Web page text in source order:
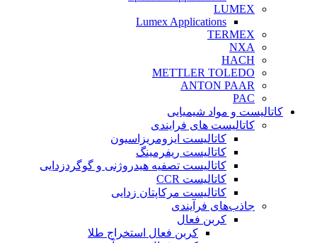
LUMEX
Lumex Applications
TERMEX
NXA
HACH
METTLER TOLEDO
ANTON PAAR
PAC
کاتالیست و مواد شیمیایی
کاتالیست های فرایندی
کاتالیست ایزومریزاسیون
کاتالیست ریفرمینگ
کاتالیست تصفیه هیدروژنی و گوگردزدایی
کاتالیست CCR
کاتالیست مرکاپتان زدایی
جاذب‌های فرآیندی
کربن فعال
کربن فعال استخراج طلا